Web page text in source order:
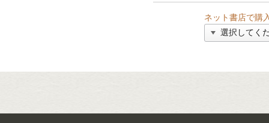
ネット書店で購